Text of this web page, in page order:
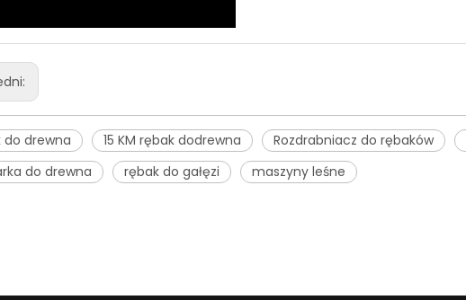
do drewna 15 KM rębak dodrewna Rozdrabniacz do rębaków
do drewna
rębak do gałęzi maszyny leśne